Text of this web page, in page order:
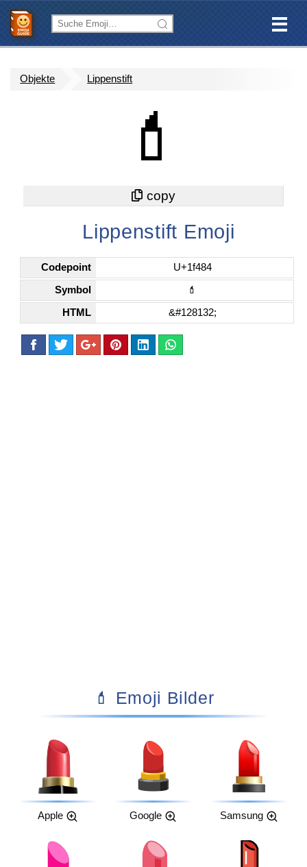
Objekte Lippenstift
💄
Lippenstift Emoji
Codepoint U+1f484
Symbol 💄
HTML &#128132;
💄 Emoji Bilder
Apple Google Samsung